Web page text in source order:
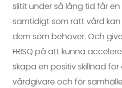
slitit under så lång tid får
samtidigt som rätt vård kan
dem som behöver. Och
FRISQ på att kunna
skapa en positiv skillnad
vårdgivare och för